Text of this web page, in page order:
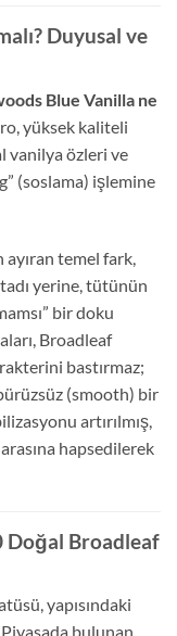
Duyusal ve
Blue Vanilla ne
yüksek kaliteli
vanilya özleri ve
(soslama) işlemine
ayıran temel fark,
yerine, tütünün
bir doku
Broadleaf
bastırmaz;
(smooth) bir
artırılmış,
hapsedilerek
Doğal Broadleaf
yapısındaki
bulunan